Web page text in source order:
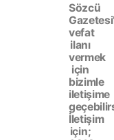
Sözcü
vefat
ilanı
vermek
için
bizimle
iletişime
İletişim
için;